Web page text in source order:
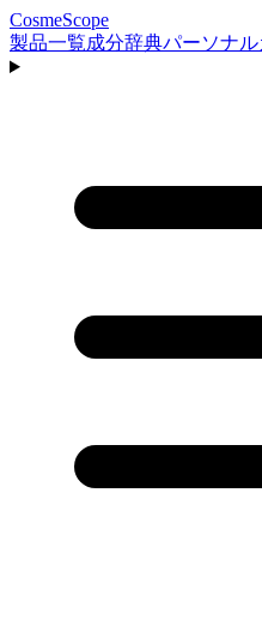
CosmeScope
製品一覧成分辞典パーソナル